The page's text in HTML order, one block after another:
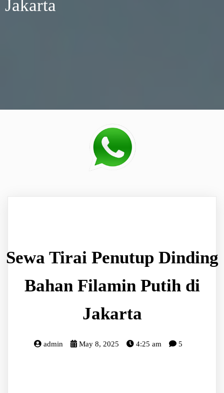
Jakarta
Sewa Tirai Penutup Dinding
Bahan Filamin Putih di
Jakarta
admin May 8, 2025 4:25 am 5